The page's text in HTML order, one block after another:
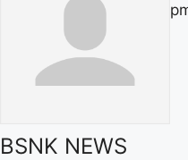
BSNK NEWS